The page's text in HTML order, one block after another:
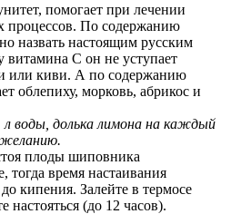
помогает при лечении
процессов. По содержанию
назвать настоящим русским
витамина С он не уступает
или киви. А по содержанию
облепиху, морковь, абрикос и
л воды, долька лимона на каждый
желанию.
плоды шиповника
тогда время настаивания
кипения. Залейте в термосе
(до 12 часов).